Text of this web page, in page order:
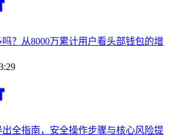
吗？从8000万累计用户看头部钱包的增
出全指南，安全操作步骤与核心风险提